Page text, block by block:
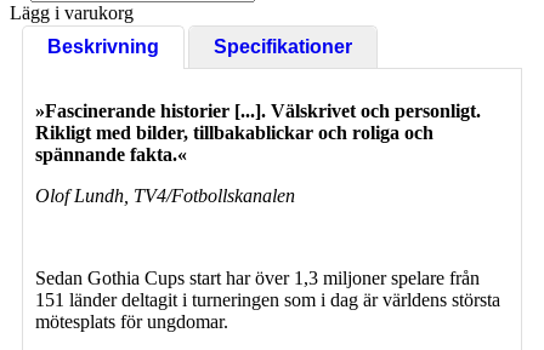
Lägg i varukorg
Beskrivning
Specifikationer
»Fascinerande historier [...]. Välskrivet och personligt.
Rikligt med bilder, tillbakablickar och roliga och
spännande fakta.«
Olof Lundh, TV4/Fotbollskanalen
Sedan Gothia Cups start har över 1,3 miljoner spelare från
151 länder deltagit i turneringen som i dag är ­världens största
mötesplats för ungdomar.